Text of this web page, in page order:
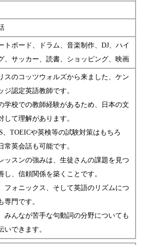
トボード、ドラム、音楽制作、DJ、ハイ
、サッカー、読書、ショッピング、映画
スのコッツウォルズから来ました、ケン
ジ認定英語教師です。
学校での教師経験があるため、日本の文
して理解があります。
、TOEICや英検等の試験対策はもちろ
常英会話も可能です。
ッスンの強みは、生徒さんの課題を見つ
し、信頼関係を築くことです。
フォニックス、そして英語のリズムにつ
専門です。
みんなが苦手な句動詞の分野についても
いできます。